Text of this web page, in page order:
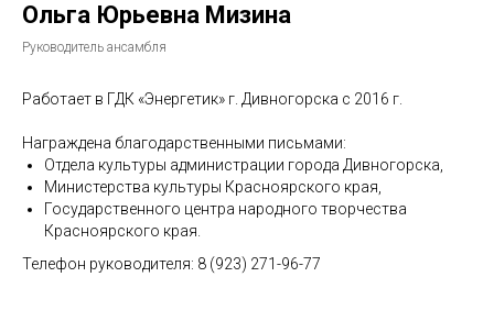
Ольга Юрьевна Мизина
Руководитель ансамбля
Работает в ГДК «Энергетик» г. Дивногорска с 2016 г.
Награждена благодарственными письмами:
Отдела культуры администрации города Дивногорска,
Министерства культуры Красноярского края,
Государственного центра народного творчества
Красноярского края.
Телефон руководителя: 8 (923) 271-96-77